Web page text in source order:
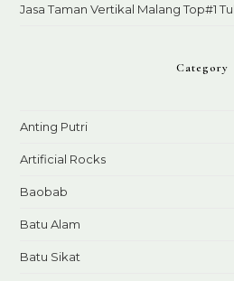
Jasa Taman Vertikal Malang Top#1
Category
Anting Putri
Artificial Rocks
Baobab
Batu Alam
Batu Sikat